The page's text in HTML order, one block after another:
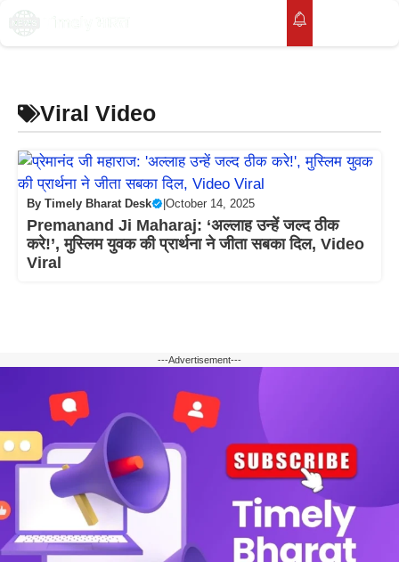
Skip
Viral Video
By Timely Bharat Desk |October 14, 2025
Premanand Ji Maharaj: ‘अल्लाह उन्हें जल्द ठीक
करे!’, मुस्लिम युवक की प्रार्थना ने जीता सबका दिल, Video
Viral
---Advertisement---